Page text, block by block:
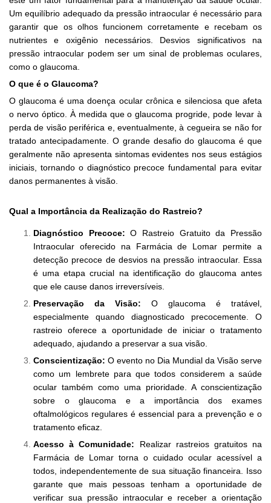
Um equilíbrio adequado da pressão intraocular é necessário para
garantir que os olhos funcionem corretamente e recebam os
nutrientes e oxigênio necessários. Desvios significativos na
pressão intraocular podem ser um sinal de problemas oculares,
como o glaucoma.
O que é o Glaucoma?
O glaucoma é uma doença ocular crônica e silenciosa que afeta
o nervo óptico. À medida que o glaucoma progride, pode levar à
perda de visão periférica e, eventualmente, à cegueira se não for
tratado antecipadamente. O grande desafio do glaucoma é que
geralmente não apresenta sintomas evidentes nos seus estágios
iniciais, tornando o diagnóstico precoce fundamental para evitar
danos permanentes à visão.
Qual a Importância da Realização do Rastreio?
Diagnóstico Precoce: O Rastreio Gratuito da Pressão
Intraocular oferecido na Farmácia de Lomar permite a
detecção precoce de desvios na pressão intraocular. Essa
é uma etapa crucial na identificação do glaucoma antes
que ele cause danos irreversíveis.
Preservação da Visão: O glaucoma é tratável,
especialmente quando diagnosticado precocemente. O
rastreio oferece a oportunidade de iniciar o tratamento
adequado, ajudando a preservar a sua visão.
Conscientização: O evento no Dia Mundial da Visão serve
como um lembrete para que todos considerem a saúde
ocular também como uma prioridade. A conscientização
sobre o glaucoma e a importância dos exames
oftalmológicos regulares é essencial para a prevenção e o
tratamento eficaz.
Acesso à Comunidade: Realizar rastreios gratuitos na
Farmácia de Lomar torna o cuidado ocular acessível a
todos, independentemente de sua situação financeira. Isso
garante que mais pessoas tenham a oportunidade de
verificar sua pressão intraocular e receber a orientação